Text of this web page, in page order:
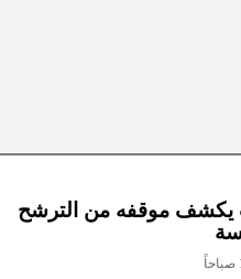
يكشف موقفه من الترشح